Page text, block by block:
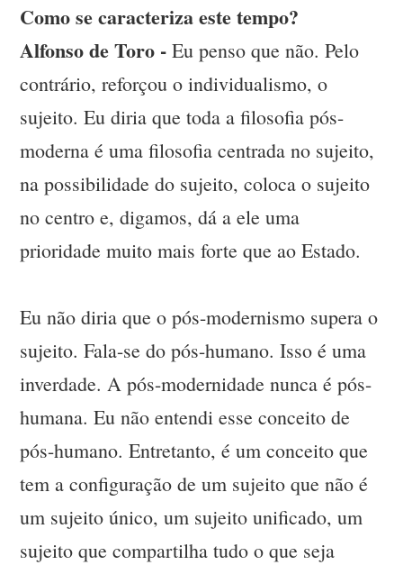
Como se caracteriza este tempo?
Alfonso de Toro - Eu penso que não. Pelo
contrário, reforçou o individualismo, o
sujeito. Eu diria que toda a filosofia pós-
moderna é uma filosofia centrada no sujeito,
na possibilidade do sujeito, coloca o sujeito
no centro e, digamos, dá a ele uma
prioridade muito mais forte que ao Estado.
Eu não diria que o pós-modernismo supera o
sujeito. Fala-se do pós-humano. Isso é uma
inverdade. A pós-modernidade nunca é pós-
humana. Eu não entendi esse conceito de
pós-humano. Entretanto, é um conceito que
tem a configuração de um sujeito que não é
um sujeito único, um sujeito unificado, um
sujeito que compartilha tudo o que seja